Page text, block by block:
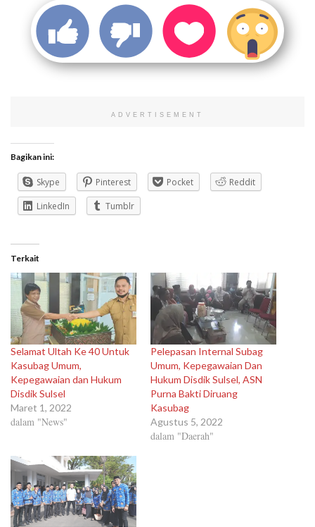
ADVERTISEMENT
Bagikan ini:
Skype Pinterest Pocket
Reddit
LinkedIn
Tumblr
Terkait
Selamat Ultah Ke 40 Untuk
Kasubag Umum,
Kepegawaian dan Hukum
Disdik Sulsel
Maret 1, 2022
dalam "News"
Pelepasan Internal Subag
Umum, Kepegawaian Dan
Hukum Disdik Sulsel, ASN
Purna Bakti Diruang
Kasubag
Agustus 5, 2022
dalam "Daerah"